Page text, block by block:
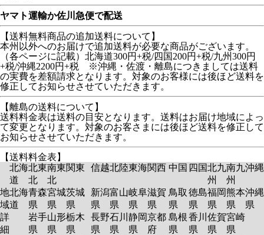
ヤマト運輸か佐川急便で配送
【送料無料商品の追加送料について】
本州以外へのお届けで追加送料が必要な商品がございます。
（各ページに記載）北海道300円+税/四国200円+税/九州300円
+税/沖縄2200円+税 ※沖縄・佐渡・離島につきましては送料
の実費を差額請求となります。対象のお客様には後ほど送料を
修正してお知らせさせていただきます。
【離島の送料について】
送料料金表は送料の目安となります。送料はお届け地域によっ
て変更となります。対象のお客さまには後ほど送料を修正して
お知らせさせていただきます。
【送料料金表】
北海
道
北東
北
南東
北
関東 信越北陸東海関西 中国 四国北九
州
南九
州
沖縄
地
域
詳
細
北海
道
青森
県
岩手
県
宮城
県
山形
県
茨城
県
栃木
県
新潟
県
長野
県
富山
県
石川
県
岐阜
県
静岡
県
滋賀
県
京都
府
鳥取
県
島根
県
徳島
県
香川
県
福岡
県
佐賀
県
熊本
県
宮崎
県
沖縄
県